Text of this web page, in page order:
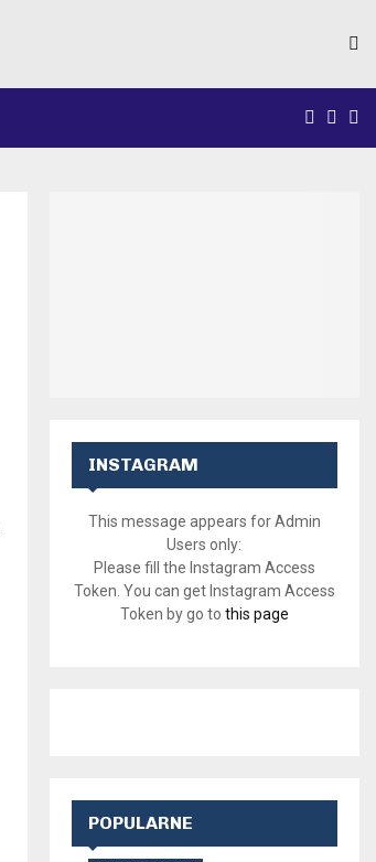
INSTAGRAM
This message appears for Admin
Users only:
Please fill the Instagram Access
Token. You can get Instagram Access
Token by go to this page
POPULARNE